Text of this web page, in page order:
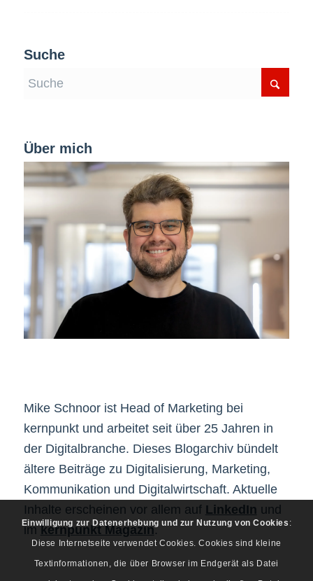
Suche
Über mich
Mike Schnoor ist Head of Marketing bei
kernpunkt und arbeitet seit über 25 Jahren in
der Digitalbranche. Dieses Blogarchiv bündelt
ältere Beiträge zu Digitalisierung, Marketing,
Kommunikation und Digitalwirtschaft. Aktuelle
Inhalte erscheinen vor allem auf LinkedIn und
imkernpunkt Magazin.
Einwilligung zur Datenerhebung und zur Nutzung von Cookies :
Diese Internetseite verwendet Cookies. Cookies sind kleine
Textinformationen, die über Browser im Endgerät als Datei